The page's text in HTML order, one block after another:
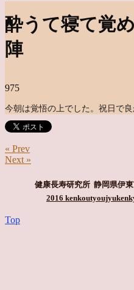
酔うて寝て覚
陣
975
今朝は覚悟の上でし た。祝日で
« Prev
Next »
健康長寿研究所 静岡県伊
2016
Top